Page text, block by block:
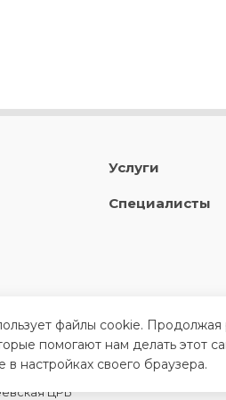
Услуги
Специалисты
ЦРБ
файлы cookie.
помогают нам делать этот
в настройках своего браузера.